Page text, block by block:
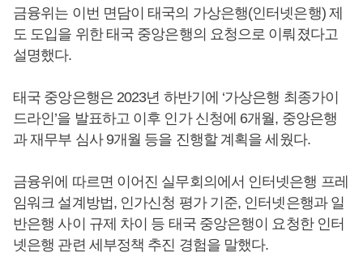
금융위는 이번 면담이 태국의 가상은행(인터넷은행) 제
도 도입을 위한 태국 중앙은행의 요청으로 이뤄졌다고
설명했다.
태국 중앙은행은 2023년 하반기에 ‘가상은행 최종가이
드라인’을 발표하고 이후 인가 신청에 6개월, 중앙은행
과 재무부 심사 9개월 등을 진행할 계획을 세웠다.
금융위에 따르면 이어진 실무회의에서 인터넷은행 프레
임워크 설계방법, 인가신청 평가 기준, 인터넷은행과 일
반은행 사이 규제 차이 등 태국 중앙은행이 요청한 인터
넷은행 관련 세부정책 추진 경험을 말했다.